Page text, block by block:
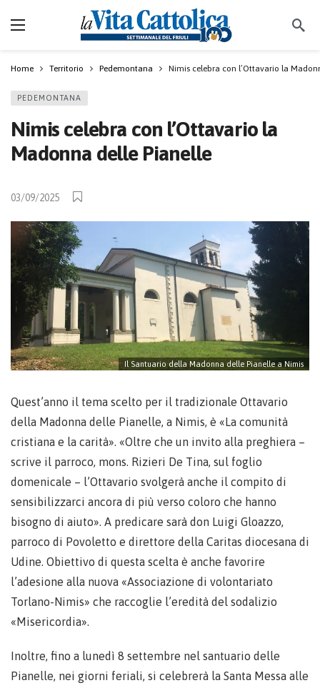
Home Territorio Pedemontana Nimis celebra con l’Ottavario la
PEDEMONTANA
Nimis celebra con l’Ottavario la
Madonna delle Pianelle
03/09/2025
Il Santuario della Madonna delle Pianelle a Nimis
Quest’anno il tema scelto per il tradizionale Ottavario
della Madonna delle Pianelle, a Nimis, è «La comunità
cristiana e la carità». «Oltre che un invito alla preghiera –
scrive il parroco, mons. Rizieri De Tina, sul foglio
domenicale – l’Ottavario svolgerà anche il compito di
sensibilizzarci ancora di più verso coloro che hanno
bisogno di aiuto». A predicare sarà don Luigi Gloazzo,
parroco di Povoletto e direttore della Caritas diocesana di
Udine. Obiettivo di questa scelta è anche favorire
l’adesione alla nuova «Associazione di volontariato
Torlano-Nimis» che raccoglie l’eredità del sodalizio
«Misericordia».
Inoltre, fino a lunedì 8 settembre nel santuario delle
Pianelle, nei giorni feriali, si celebrerà la Santa Messa alle